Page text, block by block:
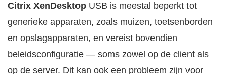
Citrix XenDesktop USB is meestal beperkt tot
generieke apparaten, zoals muizen, toetsenborden
en opslagapparaten, en vereist bovendien
beleidsconfiguratie — soms zowel op de client als
op de server. Dit kan ook een probleem zijn voor